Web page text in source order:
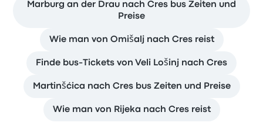
Marburg an der Drau nach Cres bus Zeiten und
Preise
Wie man von Omišalj nach Cres reist
Finde bus-Tickets von Veli Lošinj nach Cres
Martinšćica nach Cres bus Zeiten und Preise
Wie man von Rijeka nach Cres reist